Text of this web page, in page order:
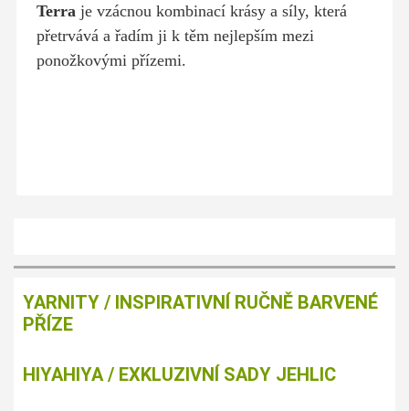
Terra je vzácnou kombinací krásy a síly, která
přetrvává a řadím ji k těm nejlepším mezi
ponožkovými přízemi.
YARNITY / INSPIRATIVNÍ RUČNĚ BARVENÉ
PŘÍZE
HIYAHIYA / EXKLUZIVNÍ SADY JEHLIC